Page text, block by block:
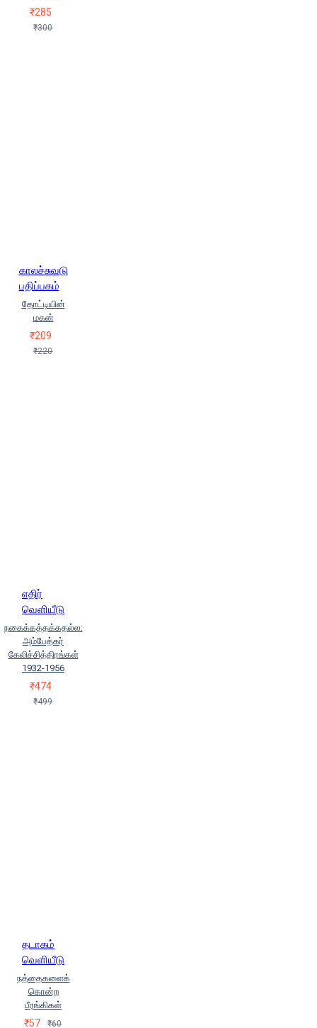
₹285
₹300
காலச்சுவடு
பதிப்பகம்
தோட்டியின்
மகன்
₹209
₹220
எதிர்
வெளியீடு
நகைக்கத்தக்கதல்ல:
அம்பேத்கர்
கேலிச்சித்திரங்கள்
1932-1956
₹474
₹499
தடாகம்
வெளியீடு
நத்தைகளைக்
கொன்ற
பீரங்கிகள்
₹57 ₹60